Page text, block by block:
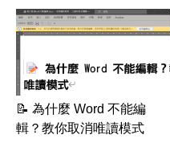
📝 為什麼 Word 不能編
輯？教你取消唯讀模式